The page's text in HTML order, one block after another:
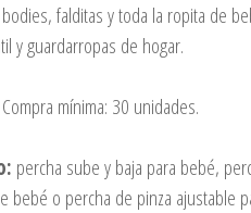
falditas y toda la ropita de
y guardarropas de hogar.
mínima: 30 unidades.
percha sube y baja para bebé,
bebé o percha de pinza ajustable